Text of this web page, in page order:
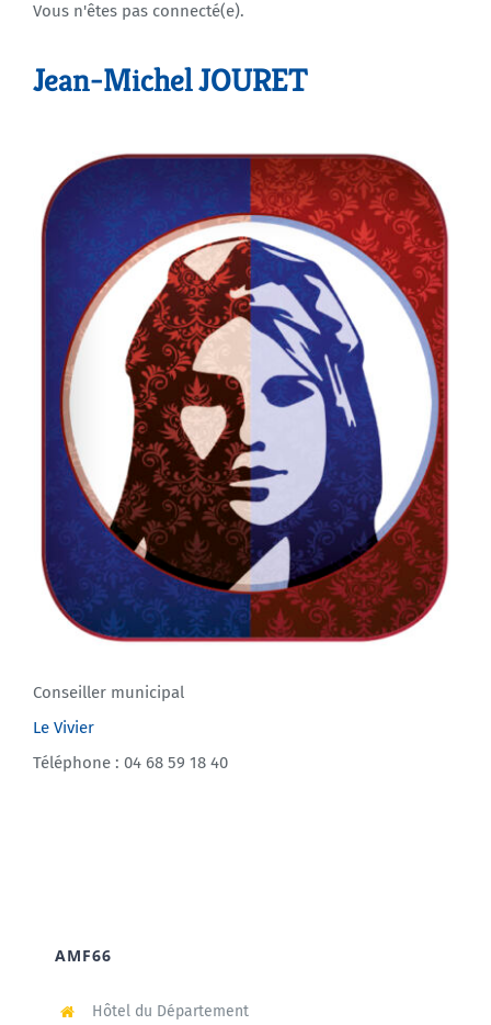
Agenda
Vous n'êtes pas connecté(e).
Jean-Michel JOURET
Conseiller municipal
Le Vivier
Téléphone : 04 68 59 18 40
AMF66
Hôtel du Département